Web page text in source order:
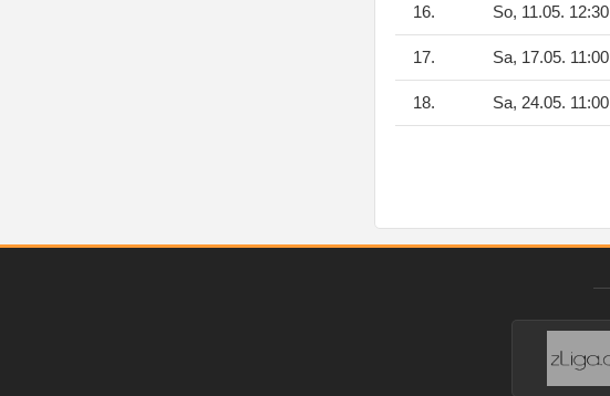
16. So, 11.05. 12:30
17. Sa, 17.05. 11:00
18. Sa, 24.05. 11:00